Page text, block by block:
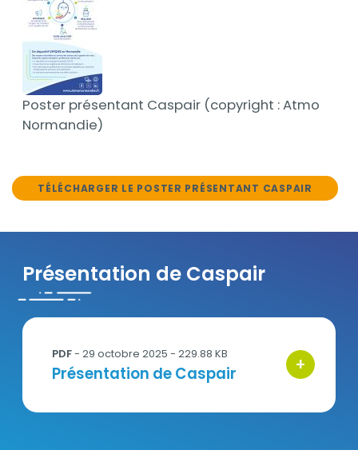
Poster présentant Caspair (copyright : Atmo
Normandie)
TÉLÉCHARGER LE POSTER PRÉSENTANT CASPAIR
Présentation de Caspair
Fiche Caspair.pdf
PDF- 29 octobre 2025 - 229.88 KB
Titre
Présentation de Caspair +
bouton